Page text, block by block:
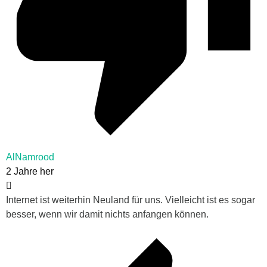
AlNamrood
2 Jahre her
Internet ist weiterhin Neuland für uns. Vielleicht ist es sogar
besser, wenn wir damit nichts anfangen können.